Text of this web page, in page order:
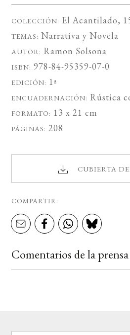
COLECCIÓN: El Acantilado,
TEMAS: Narrativa y Novela
AUTOR: Ramon Solsona
ISBN: 978-84-95359-07-0
EDICIÓN: 1ª
ENCUADERNACIÓN: Rústica
FORMATO: 13 x 21 cm
PÁGINAS: 208
CUBIERTA
COMPARTIR:
Comentarios de la prensa